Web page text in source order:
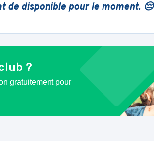
de disponible pour le moment. 😔
?
gratuitement pour